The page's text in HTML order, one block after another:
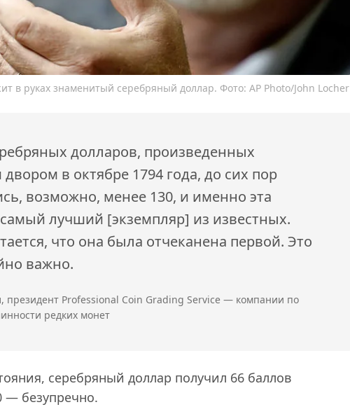
в руках знаменитый серебряный доллар. Фото: AP Photo/John Locher
долларов, произведенных
в октябре 1794 года, до сих пор
возможно, менее 130, и именно эта
лучший [экземпляр] из известных.
что она была отчеканена первой. Это
важно.
президент Professional Coin Grading Service — компании по
редких монет
серебряный доллар получил 66 баллов
— безупречно.